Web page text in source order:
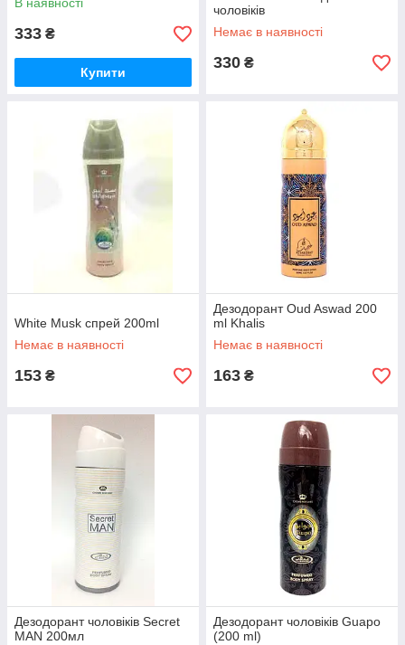
333 ₴
Купити
чоловіків
Немає в наявності
330 ₴
White Musk спрей 200ml
Немає в наявності
153 ₴
Дезодорант Oud Aswad 200
ml Khalis
Немає в наявності
163 ₴
Дезодорант чоловіків Secret
MAN 200мл
Дезодорант чоловіків Guapo
(200 ml)